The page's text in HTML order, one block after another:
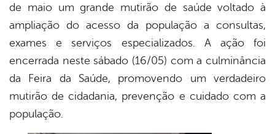
de maio um grande mutirão de saúde voltado à
ampliação do acesso da população a consultas,
exames e serviços especializados. A ação foi
encerrada neste sábado (16/05) com a culminância
da Feira da Saúde, promovendo um verdadeiro
mutirão de cidadania, prevenção e cuidado com a
população.